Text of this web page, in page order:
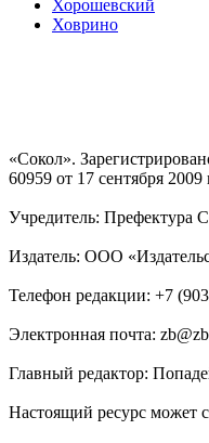
Хорошевский
Ховрино
«Сокол».
60959 от 17 сентября
Учредитель: Префектура
Издатель: ООО
Телефон редакции: +7
Электронная почта:
Главный редактор:
Настоящий ресурс может